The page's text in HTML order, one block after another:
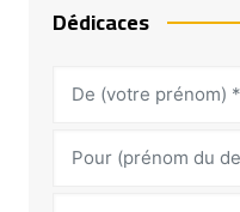
Dédicaces